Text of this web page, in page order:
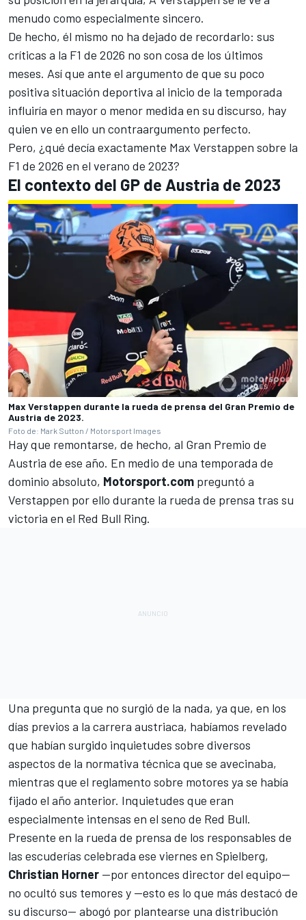
menudo como especialmente sincero.
De hecho, él mismo no ha dejado de recordarlo: sus
críticas a la F1 de 2026 no son cosa de los últimos
meses. Así que ante el argumento de que su poco
positiva situación deportiva al inicio de la temporada
influiría en mayor o menor medida en su discurso, hay
quien ve en ello un contraargumento perfecto.
Pero, ¿qué decía exactamente Max Verstappen sobre la
F1 de 2026 en el verano de 2023?
El contexto del GP de Austria de 2023
Max Verstappen durante la rueda de prensa del Gran Premio de
Austria de 2023.
Foto de: Mark Sutton / Motorsport Images
Hay que remontarse, de hecho, al Gran Premio de
Austria de ese año. En medio de una temporada de
dominio absoluto, Motorsport.com preguntó a
Verstappen por ello durante la rueda de prensa tras su
victoria en el Red Bull Ring.
Una pregunta que no surgió de la nada, ya que, en los
días previos a la carrera austriaca, habíamos revelado
que habían surgido inquietudes sobre diversos
aspectos de la normativa técnica que se avecinaba,
mientras que el reglamento sobre motores ya se había
fijado el año anterior. Inquietudes que eran
especialmente intensas en el seno de Red Bull.
Presente en la rueda de prensa de los responsables de
las escuderías celebrada ese viernes en Spielberg,
Christian Horner —por entonces director del equipo—
no ocultó sus temores y —esto es lo que más destacó de
su discurso— abogó por plantearse una distribución